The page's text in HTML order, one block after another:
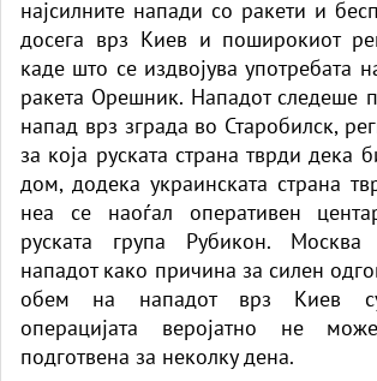
најсилните напади со ракети и
досега врз Киев и поширокиот
каде што се издвојува употребата
ракета Орешник. Нападот следеше
напад врз зграда во Старобилск,
за која руската страна тврди дека
дом, додека украинската страна
неа се наоѓал оперативен
руската група Рубикон. Москва
нападот како причина за силен
обем на нападот врз Киев
операцијата веројатно не
подготвена за неколку дена.